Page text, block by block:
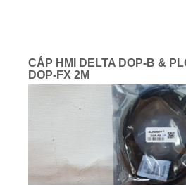
CÁP HMI DELTA DOP-B &
DOP-FX 2M